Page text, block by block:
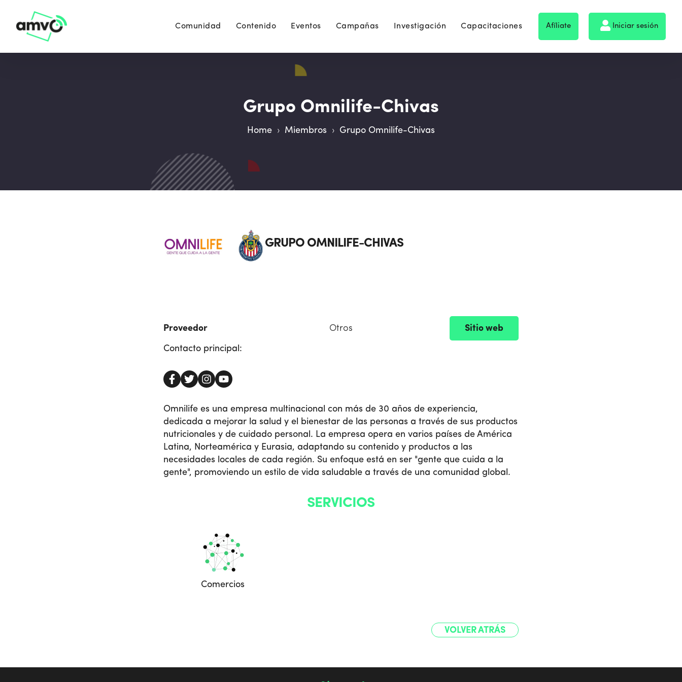
Comunidad Contenido Eventos Campañas Investigación Capacitaciones Afíliate Iniciar sesión
Grupo Omnilife-Chivas
Home › Miembros › Grupo Omnilife-Chivas
GRUPO OMNILIFE-CHIVAS
Proveedor Otros Sitio web
Contacto principal:
Omnilife es una empresa multinacional con más de 30 años de experiencia,
dedicada a mejorar la salud y el bienestar de las personas a través de sus productos
nutricionales y de cuidado personal. La empresa opera en varios países de América
Latina, Norteamérica y Eurasia, adaptando su contenido y productos a las
necesidades locales de cada región. Su enfoque está en ser "gente que cuida a la
gente", promoviendo un estilo de vida saludable a través de una comunidad global.
SERVICIOS
Comercios
VOLVER ATRÁS